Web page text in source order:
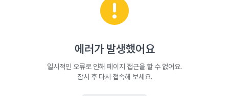
에러가 발생했어요
일시적인 오류로 인해 페이지 접근을 할 수 없어요.
잠시 후 다시 접속해 보세요.